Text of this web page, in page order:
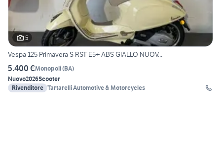
5
Vespa 125 Primavera S RST E5+ ABS GIALLO NUOV...
5.400 €Monopoli(BA)
Nuovo2026Scooter
Rivenditore Tartarelli Automotive & Motorcycles